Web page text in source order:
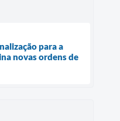
para a
novas ordens de